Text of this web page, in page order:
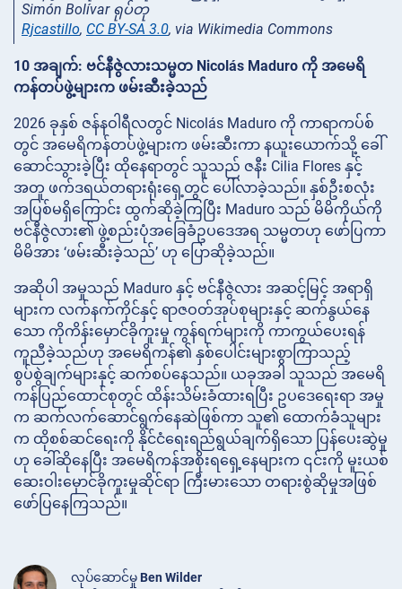
Simón Bolívar ရုပ်တု
Rjcastillo, CC BY-SA 3.0, via Wikimedia Commons
10 အချက်: ဗင်နီဇွဲလားသမ္မတ Nicolás Maduro ကို အမေရိ
ကန်တပ်ဖွဲ့များက ဖမ်းဆီးခဲ့သည်
2026 ခုနှစ် ဇန်နဝါရီလတွင် Nicolás Maduro ကို ကာရာကပ်စ်
တွင် အမေရိကန်တပ်ဖွဲ့များက ဖမ်းဆီးကာ နယူးယောက်သို့ ခေါ်
ဆောင်သွားခဲ့ပြီး ထိုနေရာတွင် သူသည် ဇနီး Cilia Flores နှင့်
အတူ ဖက်ဒရယ်တရားရုံးရှေ့တွင် ပေါ်လာခဲ့သည်။ နှစ်ဦးစလုံး
အပြစ်မရှိကြောင်း ထွက်ဆိုခဲ့ကြပြီး Maduro သည် မိမိကိုယ်ကို
ဗင်နီဇွဲလား၏ ဖွဲ့စည်းပုံအခြေခံဥပဒေအရ သမ္မတဟု ဖော်ပြကာ
မိမိအား ‘ဖမ်းဆီးခဲ့သည်’ ဟု ပြောဆိုခဲ့သည်။
အဆိုပါ အမှုသည် Maduro နှင့် ဗင်နီဇွဲလား အဆင့်မြင့် အရာရှိ
များက လက်နက်ကိုင်နှင့် ရာဇဝတ်အုပ်စုများနှင့် ဆက်နွယ်နေ
သော ကိုကိန်းမှောင်ခိုကူးမှု ကွန်ရက်များကို ကာကွယ်ပေးရန်
ကူညီခဲ့သည်ဟု အမေရိကန်၏ နှစ်ပေါင်းများစွာကြာသည့်
စွပ်စွဲချက်များနှင့် ဆက်စပ်နေသည်။ ယခုအခါ သူသည် အမေရိ
ကန်ပြည်ထောင်စုတွင် ထိန်းသိမ်းခံထားရပြီး ဥပဒေရေးရာ အမှု
က ဆက်လက်ဆောင်ရွက်နေဆဲဖြစ်ကာ သူ၏ ထောက်ခံသူများ
က ထိုစစ်ဆင်ရေးကို နိုင်ငံရေးရည်ရွယ်ချက်ရှိသော ပြန်ပေးဆွဲမှု
ဟု ခေါ်ဆိုနေပြီး အမေရိကန်အစိုးရရှေ့နေများက ၎င်းကို မူးယစ်
ဆေးဝါးမှောင်ခိုကူးမှုဆိုင်ရာ ကြီးမားသော တရားစွဲဆိုမှုအဖြစ်
ဖော်ပြနေကြသည်။
လုပ်ဆောင်မှု Ben Wilder